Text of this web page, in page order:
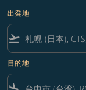
出発地
flight_takeoff
目的地